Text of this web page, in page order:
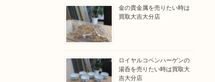
金の貴金属を売りたい時は
買取大吉大分店
ロイヤルコペンハーゲンの
湯呑を売りたい時は買取大
吉大分店